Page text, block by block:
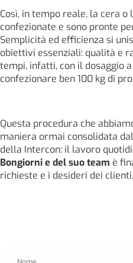
Così, in tempo reale, la cera
confezionate e sono pronte
Semplicità ed efficienza si
obiettivi essenziali: qualità e
tempi, infatti, con il dosaggio
confezionare ben 100 kg di
Questa procedura che
maniera ormai consolidata
della Intercon: il lavoro
Bongiorni e del suo team è
richieste e i desideri dei clienti.